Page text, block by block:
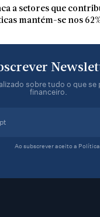
a setores que
mantém-se nos
sobre tudo o que se
financeiro.
Ao subscrever aceito a